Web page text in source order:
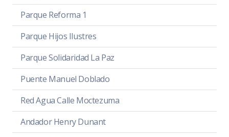
Parque Reforma 1
Parque Hijos Ilustres
Parque Solidaridad La Paz
Puente Manuel Doblado
Red Agua Calle Moctezuma
Andador Henry Dunant